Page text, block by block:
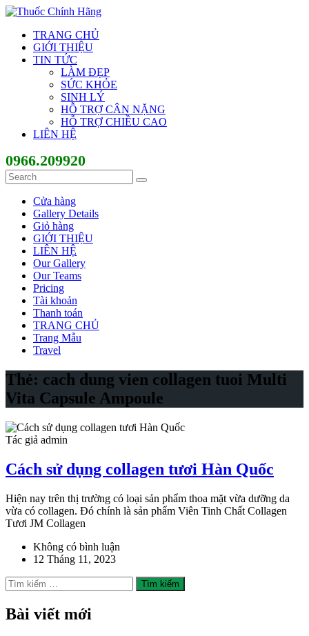
TRANG CHỦ
GIỚI THIỆU
TIN TỨC
LÀM ĐẸP
SỨC KHỎE
SINH LÝ
HỖ TRỢ CÂN NẶNG
HỖ TRỢ CHIỀU CAO
LIÊN HỆ
0966.209920
Cửa hàng
Gallery Details
Giỏ hàng
GIỚI THIỆU
LIÊN HỆ
Our Gallery
Our Teams
Pricing
Tài khoản
Thanh toán
TRANG CHỦ
Trang Mẫu
Travel
Thẻ: cach dung vien collagen tuoi Multi
Vita Capsule Ampoule
Tác giả admin
Cách sử dụng collagen tươi Hàn Quốc
Hiện nay trên thị trường có loại sản phẩm thoa mặt vừa dưỡng da
vừa có collagen. Đó chính là sản phẩm Viên Tinh Chất Collagen
Tươi JM Collagen
Không có bình luận
12 Tháng 11, 2023
Tìm
kiếm
cho:
Bài viết mới